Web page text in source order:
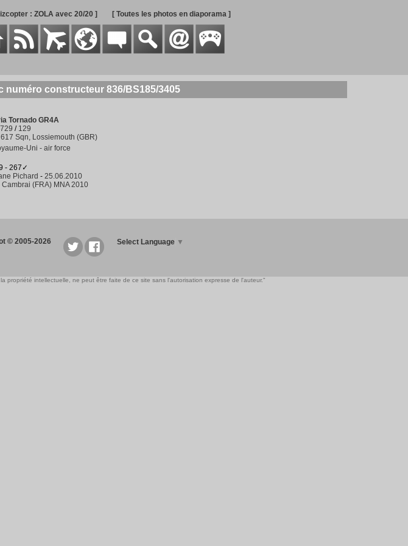
: ZOLA avec 20/20 ] [ Toutes les photos en diaporama ]
numéro constructeur 836/BS185/3405
Tornado GR4A
/ 129
617 Sqn, Lossiemouth (GBR)
Uni - air force
- 267✓
Pichard - 25.06.2010
Cambrai (FRA) MNA 2010
© 2005-2026 Select Language ▼
intellectuelle, ne peut être faite de ce site sans l'autorisation expresse de l'auteur."